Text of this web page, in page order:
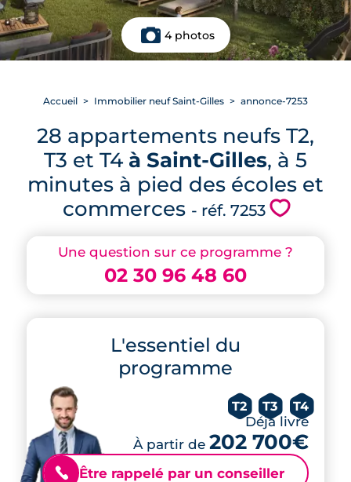
4 photos
Une question sur ce programme ?
02 30 96 48 60
L'essentiel du
programme
T2 T3 T4
Déjà livré
À partir de 202 700€
📞 Être rappelé par un conseiller
Accueil Immobilier neuf Saint-Gilles annonce-7253
28 appartements neufs T2,
T3 et T4 à Saint-Gilles, à 5
minutes à pied des écoles et
commerces - réf. 7253 💗